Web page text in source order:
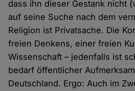
dass ihn dieser Gestank nicht
auf seine Suche nach dem
Religion ist Privatsache. Die
freien Denkens, einer freien
Wissenschaft – jedenfalls ist
bedarf öffentlicher
Deutschland. Ergo: Auch im